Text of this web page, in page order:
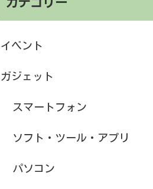
イベント
ガジェット
スマートフォン
ソフト・ツール・アプリ
パソコン